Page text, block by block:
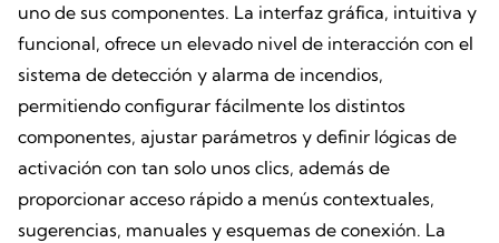
uno de sus componentes. La interfaz gráfica, intuitiva y
funcional, ofrece un elevado nivel de interacción con el
sistema de detección y alarma de incendios,
permitiendo configurar fácilmente los distintos
componentes, ajustar parámetros y definir lógicas de
activación con tan solo unos clics, además de
proporcionar acceso rápido a menús contextuales,
sugerencias, manuales y esquemas de conexión. La